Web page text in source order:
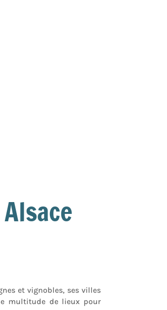
et vignobles, ses villes
multitude de lieux pour